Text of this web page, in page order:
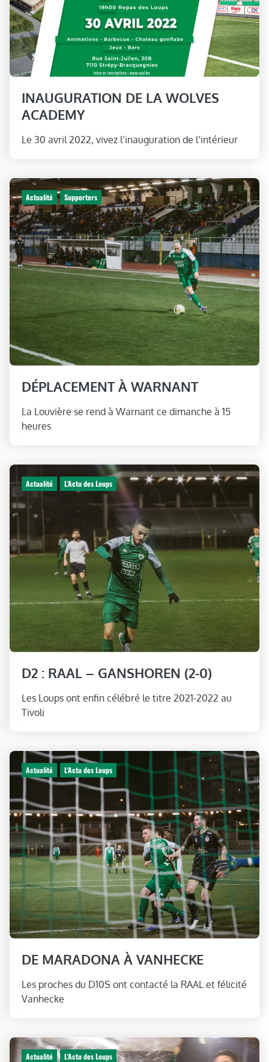
INAUGURATION DE LA WOLVES
ACADEMY
Le 30 avril 2022, vivez l’inauguration de l’intérieur
Actualité Supporters
DÉPLACEMENT À WARNANT
La Louvière se rend à Warnant ce dimanche à 15
heures
Actualité L'Actu des Loups
D2 : RAAL – GANSHOREN (2-0)
Les Loups ont enfin célébré le titre 2021-2022 au
Tivoli
Actualité L'Actu des Loups
DE MARADONA À VANHECKE
Les proches du D10S ont contacté la RAAL et félicité
Vanhecke
Actualité L'Actu des Loups